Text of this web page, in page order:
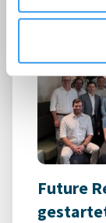
Future